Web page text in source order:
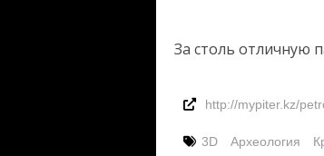
За столь отличную
http://mypiter.kz/
3D Археология